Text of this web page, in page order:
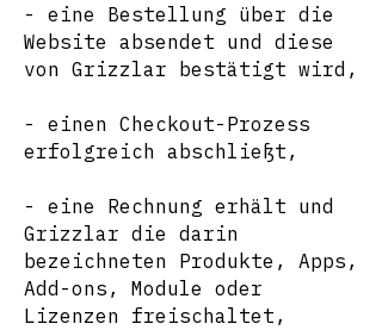
- eine Bestellung über die
Website absendet und diese
von Grizzlar bestätigt wird,
- einen Checkout-Prozess
erfolgreich abschließt,
- eine Rechnung erhält und
Grizzlar die darin
bezeichneten Produkte, Apps,
Add-ons, Module oder
Lizenzen freischaltet,